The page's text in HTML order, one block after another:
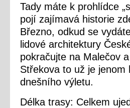
Tady máte k prohlídce
pojí zajímavá historie
Březno, odkud se
lidové architektury
pokračujte na Malečov
Střekova to už je
dnešního výletu.
Délka trasy: Celkem